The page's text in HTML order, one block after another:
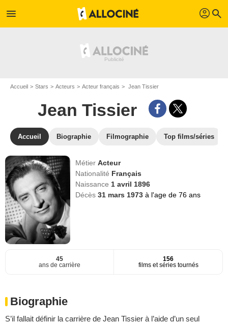
menu profil search
Accueil Stars Acteurs Acteur français Jean Tissier
Jean Tissier
Accueil Biographie Filmographie Top films/séries
MétierActeur
Nationalité Français
Naissance 1 avril 1896
Décès31 mars 1973à l'age de 76 ans
45
ans de carrière
156
films et séries tournés
Biographie
S’il fallait définir la carrière de Jean Tissier à l’aide d’un seul